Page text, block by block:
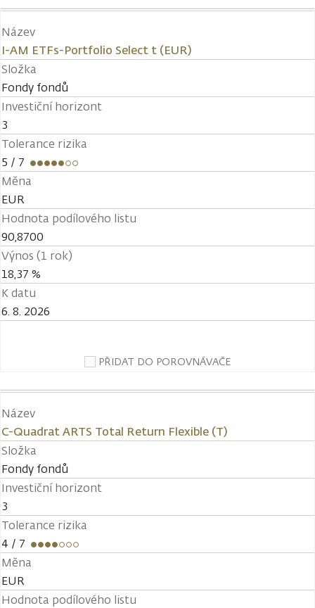
Název
I-AM ETFs-Portfolio Select t (EUR)
Složka
Fondy fondů
Investiční horizont
3
Tolerance rizika
5 / 7
Měna
EUR
Hodnota podílového listu
90,8700
Výnos (1 rok)
18,37 %
K datu
6. 8. 2026
PŘIDAT DO POROVNÁVAČE
Název
C-Quadrat ARTS Total Return Flexible (T)
Složka
Fondy fondů
Investiční horizont
3
Tolerance rizika
4 / 7
Měna
EUR
Hodnota podílového listu